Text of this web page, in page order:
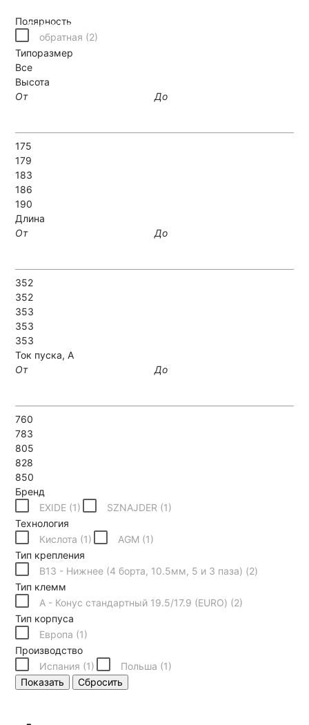
Позвонить
Полярность
обратная (2)
Типоразмер
Все
Высота
От
До
175
179
183
186
190
Длина
От
До
352
352
353
353
353
Ток пуска, А
От
До
760
783
805
828
850
Бренд
EXIDE (1) SZNAJDER (1)
Технология
Кислота (1) AGM (1)
Тип крепления
B13 - Нижнее (4 борта, 10.5мм, 5 и 3 паза) (2)
Тип клемм
A - Конус стандартный 19.5/17.9 (EURO) (2)
Тип корпуса
Европа (1)
Производство
Испания (1) Польша (1)
Показать
Сбросить